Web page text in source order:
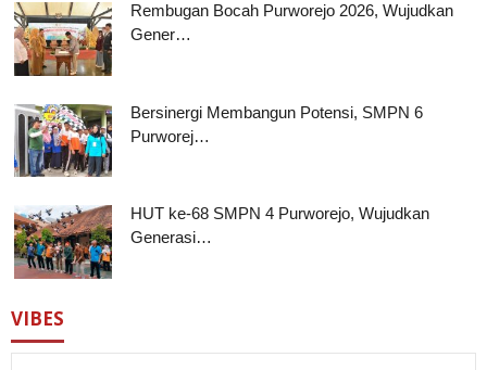
Rembugan Bocah Purworejo 2026, Wujudkan
Gener…
Bersinergi Membangun Potensi, SMPN 6
Purworej…
HUT ke-68 SMPN 4 Purworejo, Wujudkan
Generasi…
VIBES